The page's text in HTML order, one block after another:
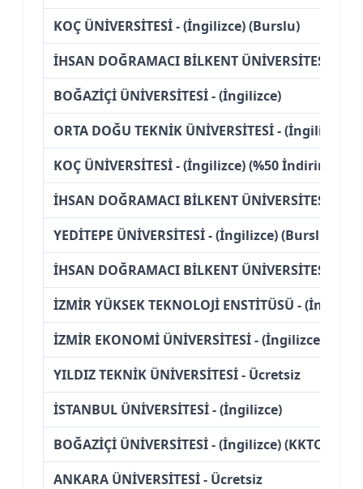
KOÇ ÜNİVERSİTESİ - (İngilizce) (Burslu)
İHSAN DOĞRAMACI BİLKENT ÜNİVERSİTESİ -
BOĞAZİÇİ ÜNİVERSİTESİ - (İngilizce)
ORTA DOĞU TEKNİK ÜNİVERSİTESİ - (İngilizce)
KOÇ ÜNİVERSİTESİ - (İngilizce) (%50 İndirimli)
İHSAN DOĞRAMACI BİLKENT ÜNİVERSİTESİ -
YEDİTEPE ÜNİVERSİTESİ - (İngilizce) (Burslu)
İHSAN DOĞRAMACI BİLKENT ÜNİVERSİTESİ -
İZMİR YÜKSEK TEKNOLOJİ ENSTİTÜSÜ -
İZMİR EKONOMİ ÜNİVERSİTESİ - (İngilizce)
YILDIZ TEKNİK ÜNİVERSİTESİ - Ücretsiz
İSTANBUL ÜNİVERSİTESİ - (İngilizce)
BOĞAZİÇİ ÜNİVERSİTESİ - (İngilizce) (KKTC
ANKARA ÜNİVERSİTESİ - Ücretsiz